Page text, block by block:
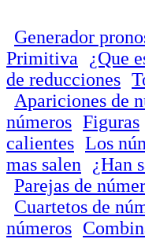
Generador
Primitiva
¿Que
de reducciones
Apariciones de
números Figuras
calientes Los
mas salen
¿Han
Parejas de
Cuartetos de
números